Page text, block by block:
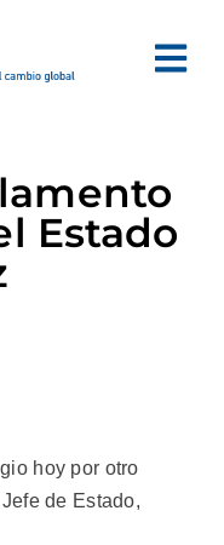
Estado
hoy por otro
de Estado,